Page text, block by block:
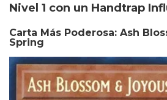
Nivel 1 con un Handtrap
Carta Más Poderosa: Ash
Spring